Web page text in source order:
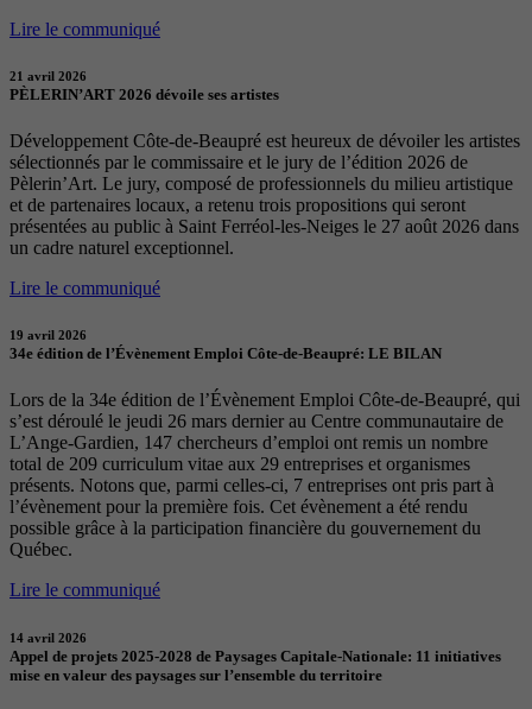
Lire le communiqué
21 avril 2026
PÈLERIN’ART 2026 dévoile ses artistes
Développement Côte-de-Beaupré est heureux de dévoiler les artistes
sélectionnés par le commissaire et le jury de l’édition 2026 de
Pèlerin’Art. Le jury, composé de professionnels du milieu artistique
et de partenaires locaux, a retenu trois propositions qui seront
présentées au public à Saint Ferréol-les-Neiges le 27 août 2026 dans
un cadre naturel exceptionnel.
Lire le communiqué
19 avril 2026
34e édition de l’Évènement Emploi Côte-de-Beaupré: LE BILAN
Lors de la 34e édition de l’Évènement Emploi Côte-de-Beaupré, qui
s’est déroulé le jeudi 26 mars dernier au Centre communautaire de
L’Ange-Gardien, 147 chercheurs d’emploi ont remis un nombre
total de 209 curriculum vitae aux 29 entreprises et organismes
présents. Notons que, parmi celles-ci, 7 entreprises ont pris part à
l’évènement pour la première fois. Cet évènement a été rendu
possible grâce à la participation financière du gouvernement du
Québec.
Lire le communiqué
14 avril 2026
Appel de projets 2025-2028 de Paysages Capitale-Nationale: 11 initiatives
mise en valeur des paysages sur l’ensemble du territoire